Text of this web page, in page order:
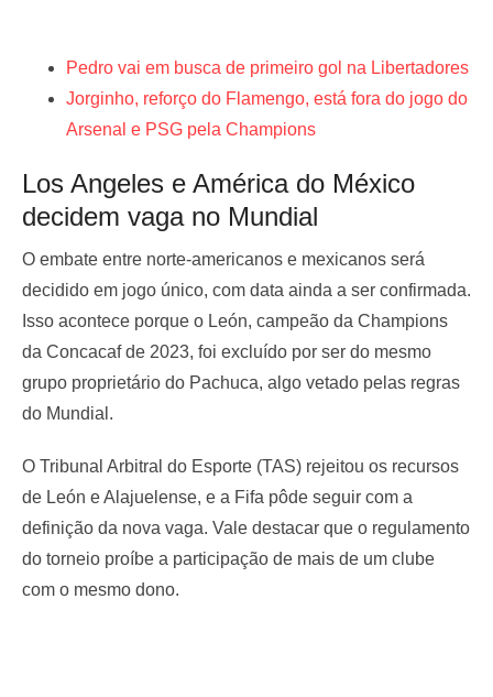
Pedro vai em busca de primeiro gol na Libertadores
Jorginho, reforço do Flamengo, está fora do jogo do
Arsenal e PSG pela Champions
Los Angeles e América do México
decidem vaga no Mundial
O embate entre norte-americanos e mexicanos será
decidido em jogo único, com data ainda a ser confirmada.
Isso acontece porque o León, campeão da Champions
da Concacaf de 2023, foi excluído por ser do mesmo
grupo proprietário do Pachuca, algo vetado pelas regras
do Mundial.
O Tribunal Arbitral do Esporte (TAS) rejeitou os recursos
de León e Alajuelense, e a Fifa pôde seguir com a
definição da nova vaga. Vale destacar que o regulamento
do torneio proíbe a participação de mais de um clube
com o mesmo dono.